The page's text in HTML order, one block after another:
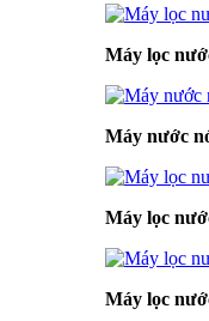
Máy lọc
Máy nước
Máy lọc
Máy lọc